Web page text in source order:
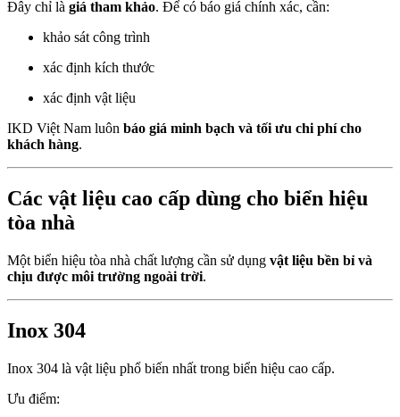
Đây chỉ là giá tham khảo. Để có báo giá chính xác, cần:
khảo sát công trình
xác định kích thước
xác định vật liệu
IKD Việt Nam luôn báo giá minh bạch và tối ưu chi phí cho
khách hàng.
Các vật liệu cao cấp dùng cho biển hiệu
tòa nhà
Một biển hiệu tòa nhà chất lượng cần sử dụng vật liệu bền bỉ và
chịu được môi trường ngoài trời.
Inox 304
Inox 304 là vật liệu phổ biến nhất trong biển hiệu cao cấp.
Ưu điểm: